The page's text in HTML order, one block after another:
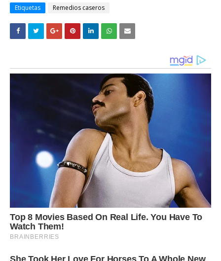
Etiquetas Remedios caseros